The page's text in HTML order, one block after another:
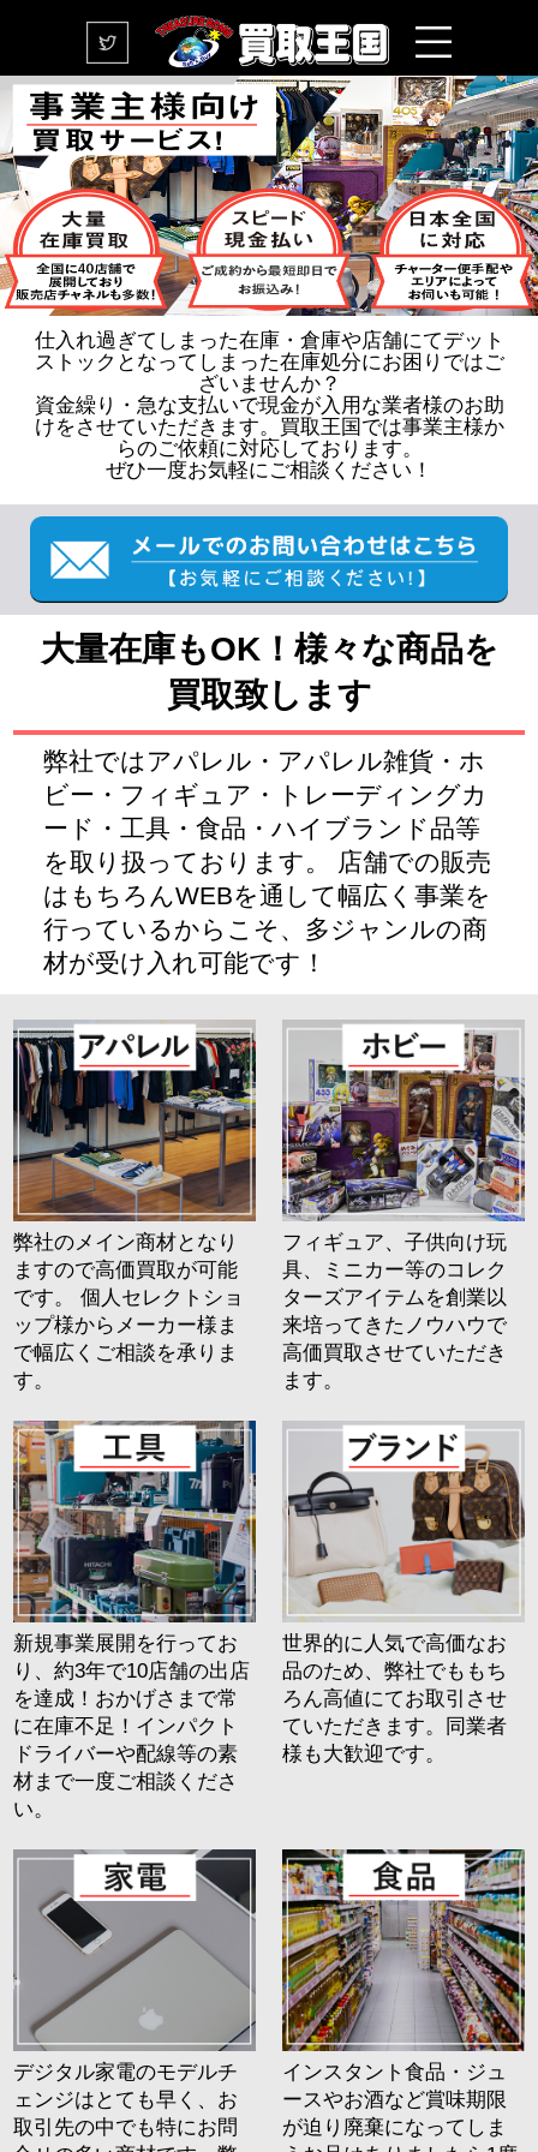
仕入れ過ぎてしまった在庫・倉庫や店舗にてデット
ストックとなってしまった在庫処分にお困りではご
ざいませんか？
資金繰り・急な支払いで現金が入用な業者様のお助
けをさせていただきます。買取王国では事業主様か
らのご依頼に対応しております。
ぜひ一度お気軽にご相談ください！
大量在庫もOK！様々な商品を
買取致します
弊社ではアパレル・アパレル雑貨・ホ
ビー・フィギュア・トレーディングカ
ード・工具・食品・ハイブランド品等
を取り扱っております。 店舗での販売
はもちろんWEBを通して幅広く事業を
行っているからこそ、多ジャンルの商
材が受け入れ可能です！
弊社のメイン商材となり
ますので高価買取が可能
です。 個人セレクトショ
ップ様からメーカー様ま
で幅広くご相談を承りま
す。
フィギュア、子供向け玩
具、ミニカー等のコレク
ターズアイテムを創業以
来培ってきたノウハウで
高価買取させていただき
ます。
新規事業展開を行ってお
り、約3年で10店舗の出店
を達成！おかげさまで常
に在庫不足！インパクト
ドライバーや配線等の素
材まで一度ご相談くださ
い。
世界的に人気で高価なお
品のため、弊社でももち
ろん高値にてお取引させ
ていただきます。同業者
様も大歓迎です。
デジタル家電のモデルチ
ェンジはとても早く、お
取引先の中でも特にお問
インスタント食品・ジュ
ースやお酒など賞味期限
が迫り廃棄になってしま